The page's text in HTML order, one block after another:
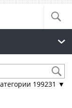
199231 ▼